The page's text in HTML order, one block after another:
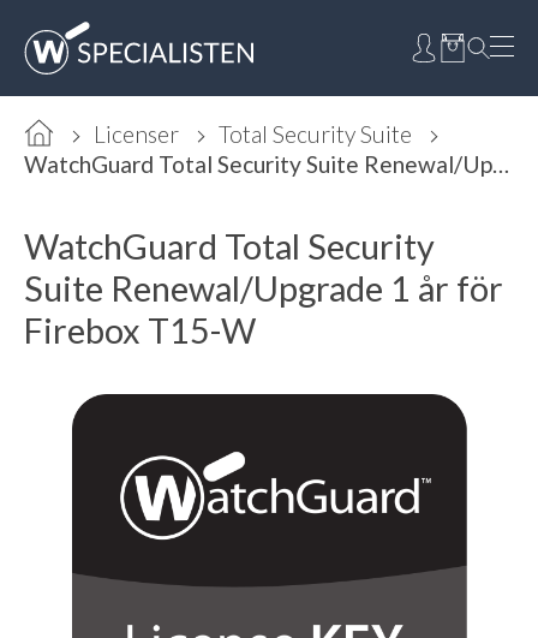
Licenser
Total Security Suite
WatchGuard Total Security Suite Renewal/Upgrade 1 år för Firebox T15-W
WatchGuard Total Security
Suite Renewal/Upgrade 1 år för
Firebox T15-W